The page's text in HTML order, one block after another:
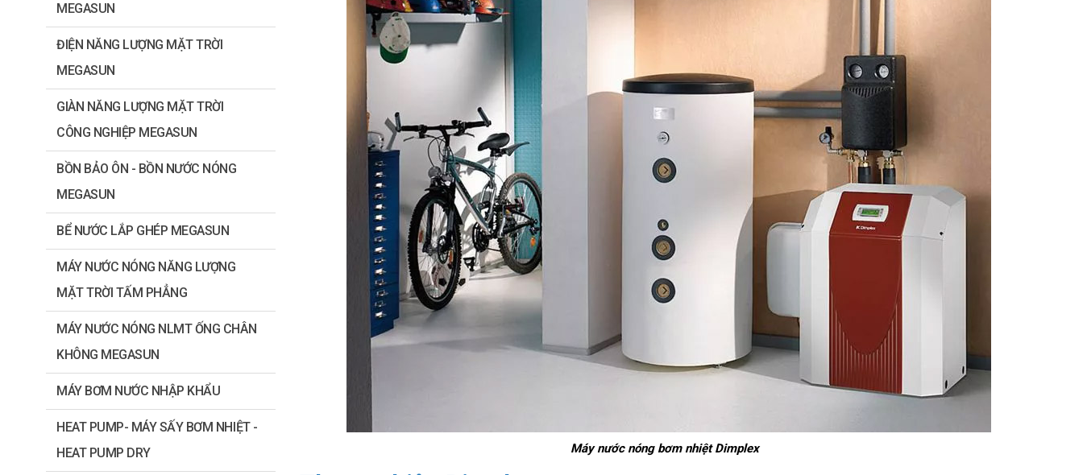
Máy nước nóng bơm nhiệt Dimplex
MEGASUN
ĐIỆN NĂNG LƯỢNG MẶT TRỜI
MEGASUN
GIÀN NĂNG LƯỢNG MẶT TRỜI
CÔNG NGHIỆP MEGASUN
BỒN BẢO ÔN - BỒN NƯỚC NÓNG
MEGASUN
BỂ NƯỚC LẮP GHÉP MEGASUN
MÁY NƯỚC NÓNG NĂNG LƯỢNG
MẶT TRỜI TẤM PHẲNG
MÁY NƯỚC NÓNG NLMT ỐNG CHÂN
KHÔNG MEGASUN
MÁY BƠM NƯỚC NHẬP KHẨU
HEAT PUMP- MÁY SẤY BƠM NHIỆT -
HEAT PUMP DRY